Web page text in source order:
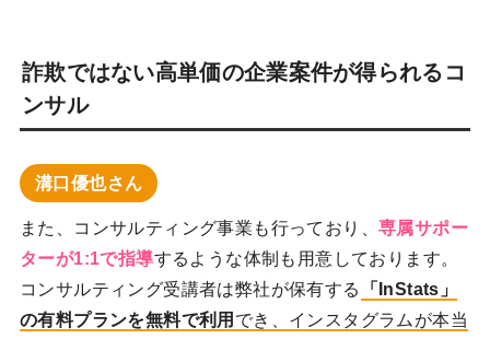
詐欺ではない高単価の企業案件が得られるコ
ンサル
溝口優也さん
また、コンサルティング事業も行っており、 専属サポー
ターが1:1で指導するような体制も用意しております。
コンサルティング受講者は弊社が保有する
「InStats」
の有料プランを無料で利用 でき、インスタグラムが本当